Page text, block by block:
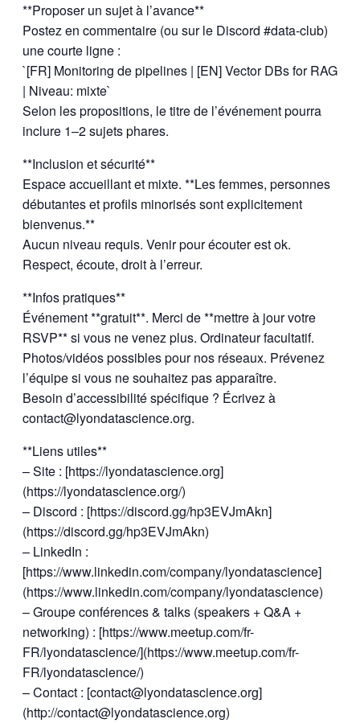
**Proposer un sujet à l’avance**
Postez en commentaire (ou sur le Discord #data-club)
une courte ligne :
`[FR] Monitoring de pipelines | [EN] Vector DBs for RAG
| Niveau: mixte`
Selon les propositions, le titre de l’événement pourra
inclure 1–2 sujets phares.
**Inclusion et sécurité**
Espace accueillant et mixte. **Les femmes, personnes
débutantes et profils minorisés sont explicitement
bienvenus.**
Aucun niveau requis. Venir pour écouter est ok.
Respect, écoute, droit à l’erreur.
**Infos pratiques**
Événement **gratuit**. Merci de **mettre à jour votre
RSVP** si vous ne venez plus. Ordinateur facultatif.
Photos/vidéos possibles pour nos réseaux. Prévenez
l’équipe si vous ne souhaitez pas apparaître.
Besoin d’accessibilité spécifique ? Écrivez à
contact@lyondatascience.org.
**Liens utiles**
– Site : [https://lyondatascience.org]
(https://lyondatascience.org/)
– Discord : [https://discord.gg/hp3EVJmAkn]
(https://discord.gg/hp3EVJmAkn)
– LinkedIn :
[https://www.linkedin.com/company/lyondatascience]
(https://www.linkedin.com/company/lyondatascience)
– Groupe conférences & talks (speakers + Q&A +
networking) : [https://www.meetup.com/fr-
FR/lyondatascience/](https://www.meetup.com/fr-
FR/lyondatascience/)
– Contact : [contact@lyondatascience.org]
(http://contact@lyondatascience.org)